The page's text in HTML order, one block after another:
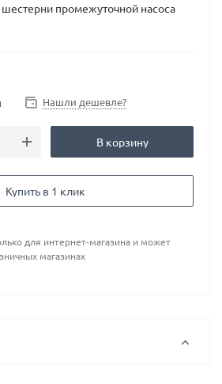
промежуточной насоса
Нашли дешевле?
В корзину
Купить в 1 клик
для интернет-магазина и может
магазинах